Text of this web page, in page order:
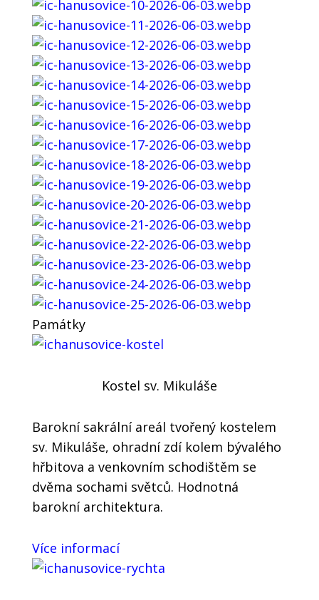
Památky
Kostel sv. Mikuláše
Barokní sakrální areál tvořený kostelem
sv. Mikuláše, ohradní zdí kolem bývalého
hřbitova a venkovním schodištěm se
dvěma sochami světců. Hodnotná
barokní architektura.
Více informací